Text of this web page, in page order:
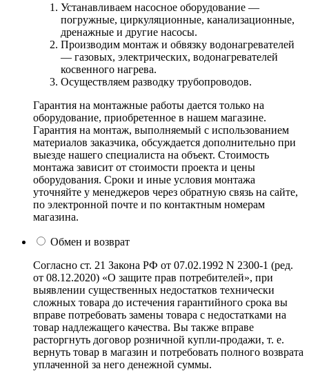
Устанавливаем насосное оборудование —
погружные, циркуляционные, канализационные,
дренажные и другие насосы.
Производим монтаж и обвязку водонагревателей
— газовых, электрических, водонагревателей
косвенного нагрева.
Осуществляем разводку трубопроводов.
Гарантия на монтажные работы дается только на
оборудование, приобретенное в нашем магазине.
Гарантия на монтаж, выполняемый с использованием
материалов заказчика, обсуждается дополнительно при
выезде нашего специалиста на объект. Стоимость
монтажа зависит от стоимости проекта и цены
оборудования. Сроки и иные условия монтажа
уточняйте у менеджеров через обратную связь на сайте,
по электронной почте и по контактным номерам
магазина.
Обмен и возврат
Согласно ст. 21 Закона РФ от 07.02.1992 N 2300-1 (ред.
от 08.12.2020) «О защите прав потребителей», при
выявлении существенных недостатков технически
сложных товара до истечения гарантийного срока вы
вправе потребовать замены товара с недостатками на
товар надлежащего качества. Вы также вправе
расторгнуть договор розничной купли-продажи, т. е.
вернуть товар в магазин и потребовать полного возврата
уплаченной за него денежной суммы.